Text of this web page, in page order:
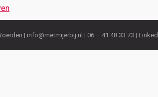
| info@metmijerbij.nl | 06 – 41 48 33 73 |